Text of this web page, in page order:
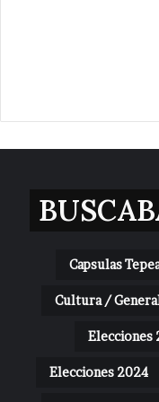
Capsulas
Cultura /
Elecciones
Elecciones 2024